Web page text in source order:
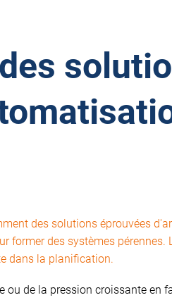
des solutions éprouvées
former des systèmes pérennes.
dans la planification.
de la pression croissante en